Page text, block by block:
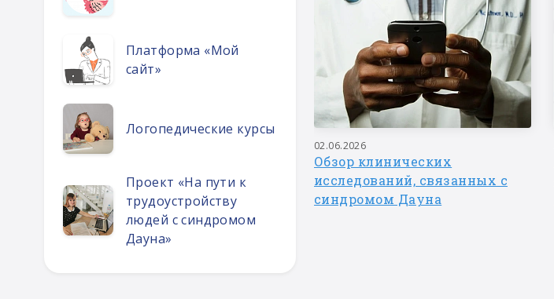
Платформа «Мой
сайт»
Логопедические курсы
Проект «На пути к
трудоустройству
людей с синдромом
Дауна»
20.01.2026 02.06.2026
Обзор клинических
исследований, связанных с
синдромом Дауна